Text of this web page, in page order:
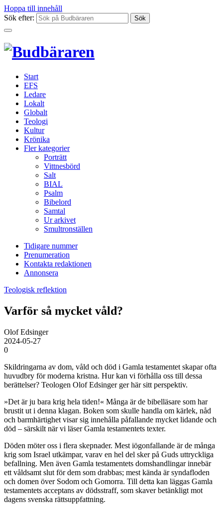
Hoppa till innehåll
Sök efter:
Start
EFS
Ledare
Lokalt
Globalt
Teologi
Kultur
Krönika
Fler kategorier
Porträtt
Vittnesbörd
Salt
BIAL
Psalm
Bibelord
Samtal
Ur arkivet
Smultronställen
Tidigare nummer
Prenumeration
Kontakta redaktionen
Annonsera
Teologisk reflektion
Varför så mycket våld?
Olof Edsinger
2024-05-27
0
Skildringarna av dom, våld och död i Gamla testamentet skapar ofta
huvudbry för moderna kristna. Hur kan vi förhålla oss till dessa
berättelser? Teologen Olof Edsinger ger här sitt perspektiv.
»Det är ju bara krig hela tiden!« Många är de bibelläsare som har
brustit ut i denna klagan. Boken som skulle handla om kärlek, nåd
och barmhärtighet visar sig innehålla påfallande mycket lidande och
död – särskilt när vi läser Gamla testamentets texter.
Döden möter oss i flera skepnader. Mest iögonfallande är de många
krig som Israel utkämpar, varav en hel del sker på Guds uttryckliga
befallning. Men även Gamla testamentets domshandlingar innebär
ett våldsamt slut för dem som drabbas; mest kända är syndafloden
och domen över Sodom och Gomorra. Till detta kan läggas Gamla
testamentets acceptans av dödsstraff, som skaver betänkligt mot
dagens svenska rättsuppfattning.